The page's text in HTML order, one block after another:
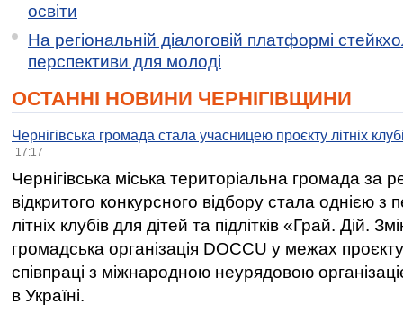
освіти
На регіональній діалоговій платформі
перспективи для молоді
ОСТАННІ НОВИНИ ЧЕРНІГІВЩИНИ
Чернігівська громада стала учасницею проєкту літніх
17:17
Чернігівська міська територіальна громада за
відкритого конкурсного відбору стала однією
літніх клубів для дітей та підлітків «Грай. Дій.
громадська організація DOCCU у межах
співпраці з міжнародною неурядовою
в Україні.